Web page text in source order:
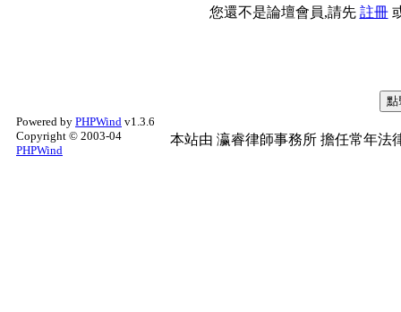
您還不是論壇會員,請先 註冊
Powered by PHPWind v1.3.6
Copyright © 2003-04
PHPWind
本站由 瀛睿律師事務所 擔任常年法